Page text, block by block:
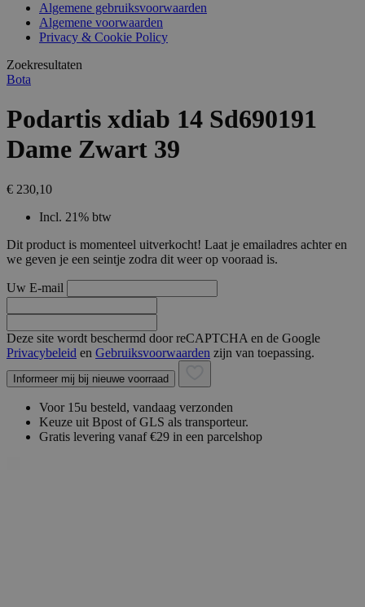
Algemene gebruiksvoorwaarden
Algemene voorwaarden
Privacy & Cookie Policy
Zoekresultaten
Bota
Podartis xdiab 14 Sd690191
Dame Zwart 39
€ 230,10
Incl. 21% btw
Dit product is momenteel uitverkocht! Laat je emailadres achter en
we geven je een seintje zodra dit weer op vooraad is.
Uw E-mail
Deze site wordt beschermd door reCAPTCHA en de Google
Privacybeleid en Gebruiksvoorwaarden zijn van toepassing.
Informeer mij bij nieuwe voorraad
Voor 15u besteld, vandaag verzonden
Keuze uit Bpost of GLS als transporteur.
Gratis levering vanaf €29 in een parcelshop